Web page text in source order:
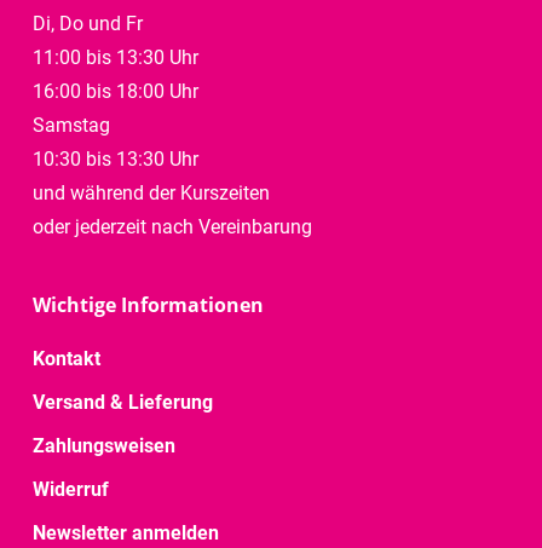
Di, Do und Fr
11:00 bis 13:30 Uhr
16:00 bis 18:00 Uhr
Samstag
10:30 bis 13:30 Uhr
und während der Kurszeiten
oder jederzeit nach Vereinbarung
Wichtige Informationen
Kontakt
Versand & Lieferung
Zahlungsweisen
Widerruf
Newsletter anmelden